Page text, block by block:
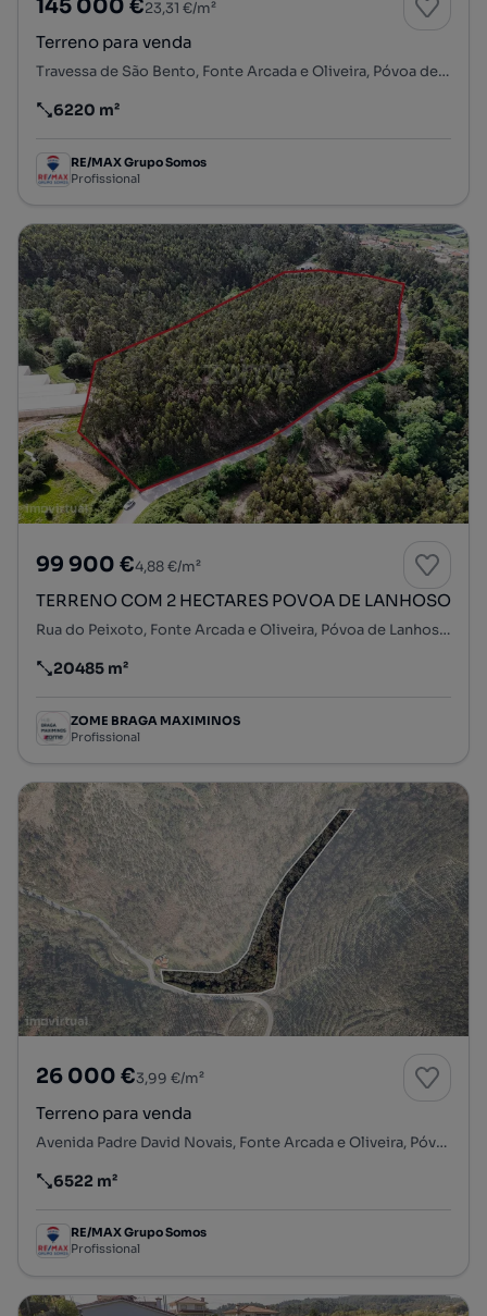
145 000 €23,31 €/m²
Terreno para venda
Travessa de São Bento, Fonte Arcada e Oliveira, Póvoa de Lanhoso, Braga
Preço por metro quadrado
6220 m²
RE/MAX Grupo Somos
Profissional
99 900 €4,88 €/m²
TERRENO COM 2 HECTARES POVOA DE LANHOSO
Rua do Peixoto, Fonte Arcada e Oliveira, Póvoa de Lanhoso, Braga
Preço por metro quadrado
20485 m²
ZOME BRAGA MAXIMINOS
Profissional
26 000 €3,99 €/m²
Terreno para venda
Avenida Padre David Novais, Fonte Arcada e Oliveira, Póvoa de Lanhoso, Braga
Preço por metro quadrado
6522 m²
RE/MAX Grupo Somos
Profissional